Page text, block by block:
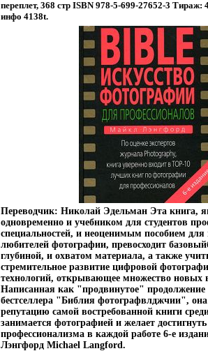
переплет, 368 стр ISBN 978-5-699-27652-3 Тираж:
инфо 4138t.
Переводчик: Николай Эдельман Эта книга,
одновременно и учебником для студентов
специальностей, и неоценимым пособием
любителей фотографии, превосходит
глубиной, и охватом материала, а также
стремительное развитие цифровой
технологий, открывающее множество новых
Написанная как "продвинутое" продолжение
бестселлера "Библия фотографвлджчии",
репутацию самой востребованной книги
занимается фотографией и желает
профессионализма в каждой работе 6-е
Лэнгфорд Michael Langford.